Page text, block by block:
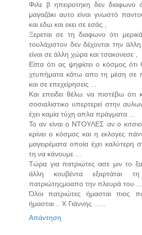
Φιλε β ηπειροτηκη δεν διαφωνο
μαγαζάκι αυτο είναι γνωστό
και εδω και εκει σε εσάς ,
Ξερεται σε τη διαφωνο ότι
τουλάχιστον δεν δέχονται την
είναι σε άλλη χώρα και τσακονεσε ,
Είπα ότι ας ψηφίσει ο κόσμος ότι
χτυπήματα κάτω απο τη μέση σε
και σε επεχείρησεις ...
Και επειδει θέλω να πιστέβω ότι
σοσιαλιστικο υπερτερεί στην
έχει καμία τύχη απλα πράγματα ...
Το αν είναι ο ΝΤΟΥΛΕΣ αν ο
κρίνει ο κόσμος και η εκλογες
μαγειρέματα οποία έχει καλύτερη
τη να κάνουμε ...
Τώρα για πατριώτες ασε μιν το
άλλη κουβέντα εξαρτάται
πατριώτηςμοαπο την πλευρά του
Όλοι πατριώτες ήμασται πιος
ήμασται .. Χ Γιάννης ......
Απάντηση